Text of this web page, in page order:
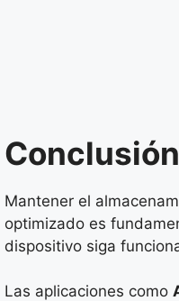
Conclusión
Mantener el
optimizado es
dispositivo siga
Las aplicaciones como